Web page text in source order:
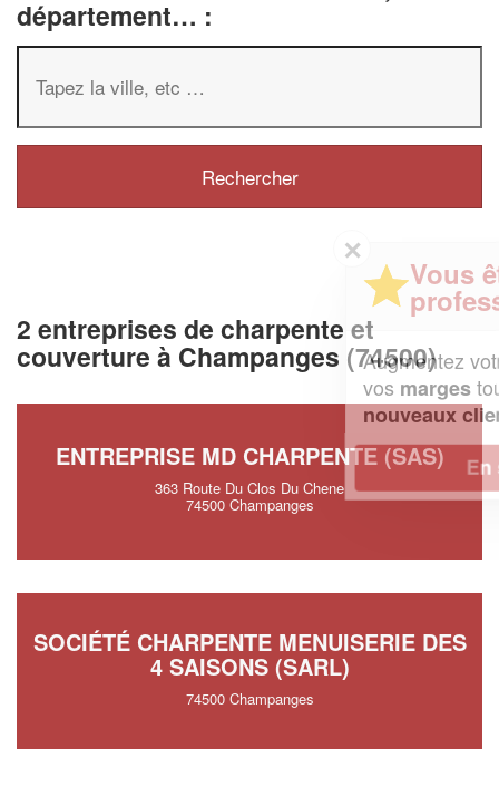
département… :
2 entreprises de charpente et
couverture à Champanges (74500)
ENTREPRISE MD CHARPENTE (SAS)
363 Route Du Clos Du Chene
74500 Champanges
SOCIÉTÉ CHARPENTE MENUISERIE DES
4 SAISONS (SARL)
74500 Champanges
professionnel ?
Augmentez votrechiffre d'affaireset
tout en gagnant de
!
En savoir plus